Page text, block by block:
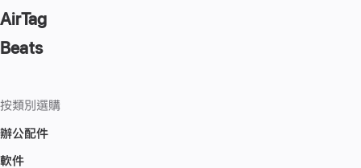
AirTag
Beats
按類別選購
辦公配件
軟件